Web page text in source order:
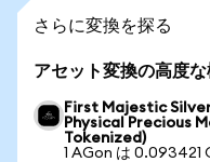
さらに変換を探る
アセット変換の高度
First Majestic
Physical Precious
Tokenized)
1 AGon は 0.093421